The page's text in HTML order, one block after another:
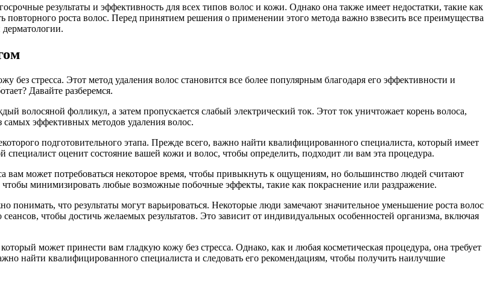
результаты и эффективность для всех типов волос и кожи. Однако она также имеет недостатки, такие как
роста волос. Перед принятием решения о применении этого метода важно взвесить все преимущества
без стресса. Этот метод удаления волос становится все более популярным благодаря его эффективности и
Давайте разберемся.
волосяной фолликул, а затем пропускается слабый электрический ток. Этот ток уничтожает корень волоса,
эффективных методов удаления волос.
подготовительного этапа. Прежде всего, важно найти квалифицированного специалиста, который имеет
оценит состояние вашей кожи и волос, чтобы определить, подходит ли вам эта процедура.
может потребоваться некоторое время, чтобы привыкнуть к ощущениям, но большинство людей считают
минимизировать любые возможные побочные эффекты, такие как покраснение или раздражение.
понимать, что результаты могут варьироваться. Некоторые люди замечают значительное уменьшение роста волос
чтобы достичь желаемых результатов. Это зависит от индивидуальных особенностей организма, включая
может принести вам гладкую кожу без стресса. Однако, как и любая косметическая процедура, она требует
найти квалифицированного специалиста и следовать его рекомендациям, чтобы получить наилучшие